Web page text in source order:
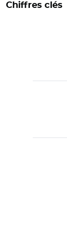
Chiffres clés